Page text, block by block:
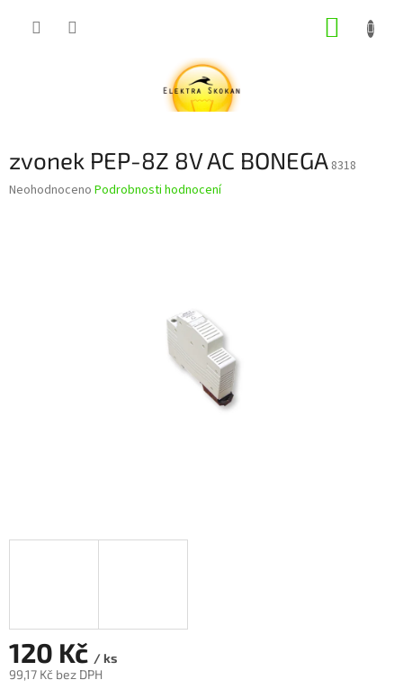
zvonek PEP-8Z 8V AC BONEGA 8318
Průměrné
Neohodnoceno Podrobnosti hodnocení
120 Kč / ks
99,17 Kč bez DPH